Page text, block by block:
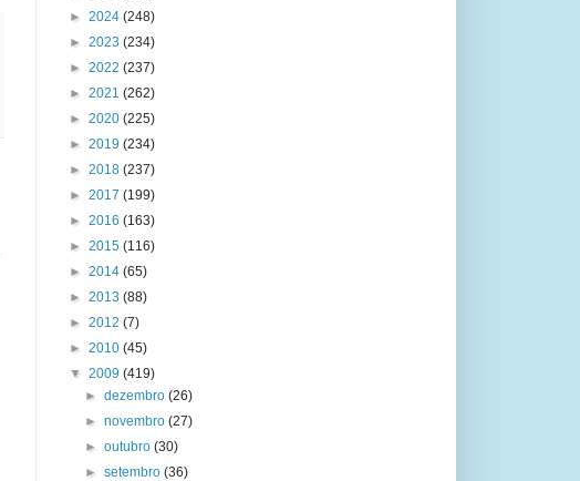
► 2024 (248)
► 2023 (234)
► 2022 (237)
► 2021 (262)
► 2020 (225)
► 2019 (234)
► 2018 (237)
► 2017 (199)
► 2016 (163)
► 2015 (116)
► 2014 (65)
► 2013 (88)
► 2012 (7)
► 2010 (45)
▼ 2009 (419)
►dezembro(26)
►novembro(27)
►outubro(30)
►setembro(36)